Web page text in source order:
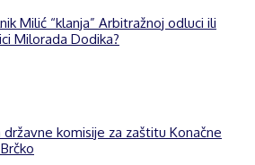
Milić “klanja” Arbitražnoj odluci ili
Milorada Dodika?
komisije za zaštitu Konačne